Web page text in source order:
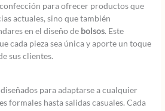
para ofrecer productos que
actuales, sino que también
en el diseño de bolsos. Este
cada pieza sea única y aporte un toque
sus clientes.
para adaptarse a cualquier
formales hasta salidas casuales. Cada